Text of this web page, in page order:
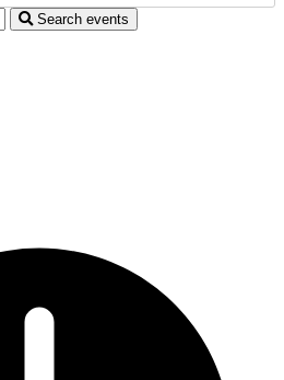
Search events